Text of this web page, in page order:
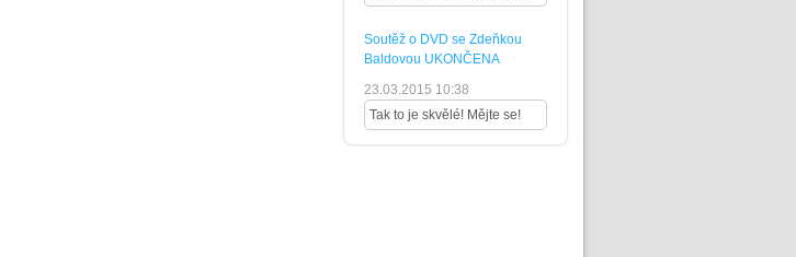
Soutěž o DVD se Zdeňkou
Baldovou UKONČENA
23.03.2015 10:38
Tak to je skvělé! Mějte se!